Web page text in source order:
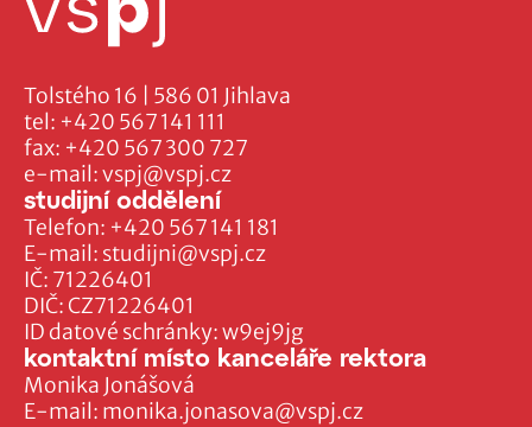
Tolstého 16 | 586 01 Jihlava
tel: +420 567 141 111
fax: +420 567 300 727
e-mail:vspj@vspj.cz
IČ: 71226401
DIČ: CZ71226401
ID datové schránky: w9ej9jg
studijní oddělení
Telefon: +420 567 141 181
E-mail: studijni@vspj.cz
kontaktní místo kanceláře rektora
Monika Jonášová
E-mail: monika.jonasova@vspj.cz